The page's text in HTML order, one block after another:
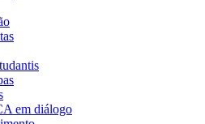
em diálogo